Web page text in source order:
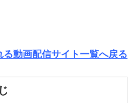
る動画配信サイト一覧へ戻る